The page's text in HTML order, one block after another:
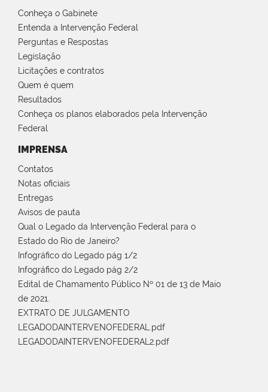
Conheça o Gabinete
Entenda a Intervenção Federal
Perguntas e Respostas
Legislação
Licitações e contratos
Quem é quem
Resultados
Conheça os planos elaborados pela Intervenção
Federal
IMPRENSA
Contatos
Notas oficiais
Entregas
Avisos de pauta
Qual o Legado da Intervenção Federal para o
Estado do Rio de Janeiro?
Infográfico do Legado pág 1/2
Infográfico do Legado pág 2/2
Edital de Chamamento Público Nº 01 de 13 de Maio
de 2021.
EXTRATO DE JULGAMENTO
LEGADODAINTERVENOFEDERAL.pdf
LEGADODAINTERVENOFEDERAL2.pdf